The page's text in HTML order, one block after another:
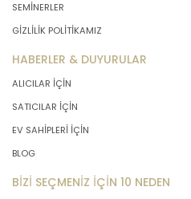
SEMİNERLER
GİZLİLİK POLİTİKAMIZ
HABERLER & DUYURULAR
ALICILAR İÇİN
SATICILAR İÇİN
EV SAHİPLERİ İÇİN
BLOG
BİZİ SEÇMENİZ İÇİN 10 NEDEN